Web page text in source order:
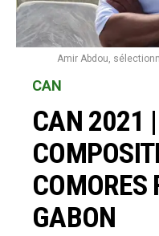
Amir Abdou,
CAN
CAN 2021
COMORES
GABON